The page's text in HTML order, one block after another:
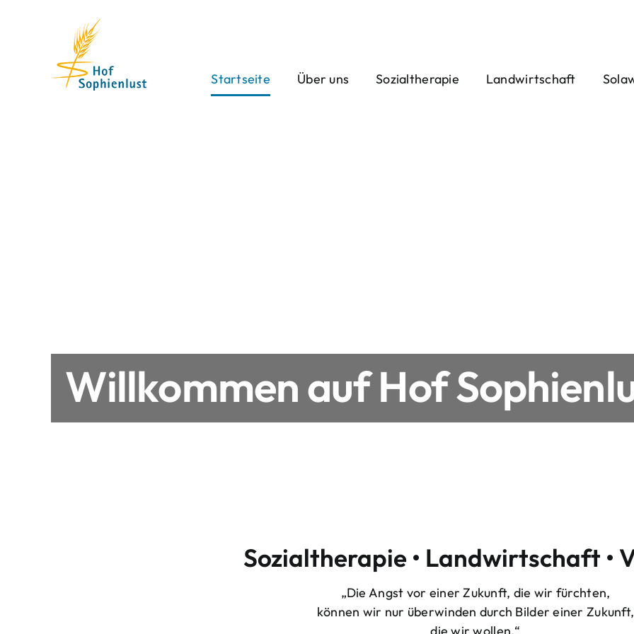
Startseite
Über uns Sozialtherapie Landwirtschaft
Willkommen auf Hof
Sozialtherapie • Landwirtschaft •
„Die Angst vor einer Zukunft, die wir fürchten,
können wir nur überwinden durch Bilder einer Zukunft,